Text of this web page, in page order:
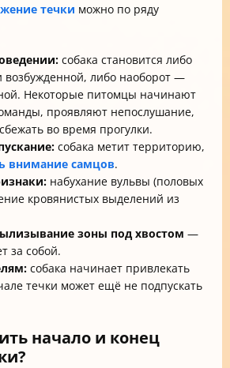
течки можно по ряду
собака становится либо
возбужденной, либо наоборот —
Некоторые питомцы начинают
проявляют непослушание,
во время прогулки.
собака метит территорию,
внимание самцов.
набухание вульвы (половых
кровянистых выделений из
зоны под хвостом —
за собой.
собака начинает привлекать
течки может ещё не подпускать
начало и конец